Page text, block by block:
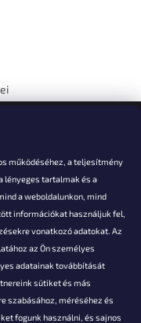
működéséhez, a teljesítmény
lényeges tartalmak és a
a weboldalunkon, mind
információkat használjuk fel,
vonatkozó adatokat. Az
az Ön személyes
adatainak továbbítását
sütiket és más
szabásához, méréséhez és
fogunk használni, és sajnos